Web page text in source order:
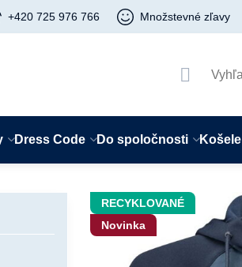
+420 725 976 766 Množstevné zľavy
Dress Code Do spoločnosti Košele
RECYKLOVANÉ
Novinka